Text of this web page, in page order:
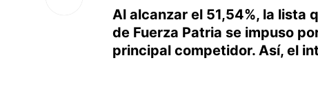
Al alcanzar el 51,54%, la lista
de Fuerza Patria se impuso
principal competidor. Así, el